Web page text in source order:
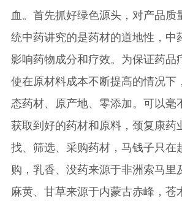
血。首先抓好绿色源头，对产品质
统中药讲究的是药材的道地性，中
影响药物成分和疗效。为保证药品
使在原材料成本不断提高的情况下
态药材、原产地、零添加。可以毫
获取到好的药材和原料，颈复康药
找、筛选、采购药材，马钱子只在
购，乳香、没药来源于非洲索马里
麻黄、甘草来源于内蒙古赤峰，苍